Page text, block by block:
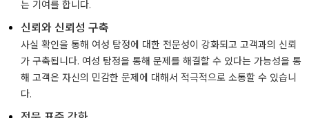
는 기여를 합니다.
신뢰와 신뢰성 구축
사실 확인을 통해 여성 탐정에 대한 전문성이 강화되고 고객과의 신뢰
가 구축됩니다. 여성 탐정을 통해 문제를 해결할 수 있다는 가능성을 통
해 고객은 자신의 민감한 문제에 대해서 적극적으로 소통할 수 있습니
다.